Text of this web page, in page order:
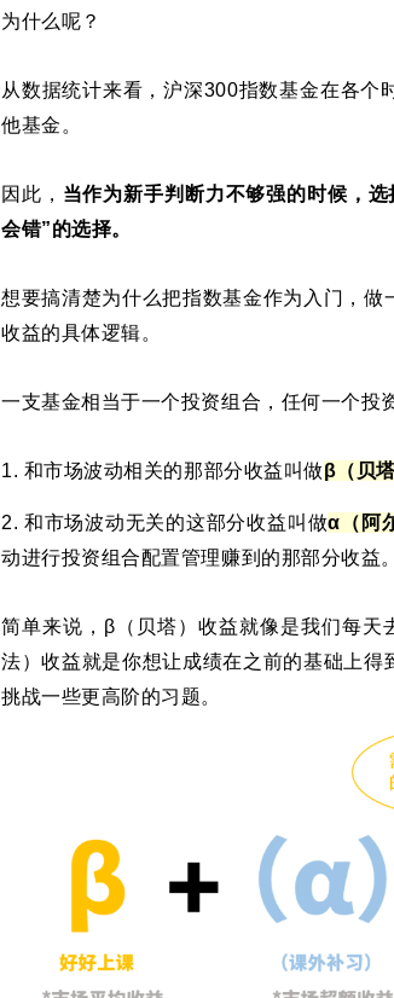
为什么呢？
从数据统计来看，沪深300指数基金在各个
他基金。
因此， 当作为新手判断力不够强的时候，
会错”的选择。
想要搞清楚为什么把指数基金作为入门，
收益的具体逻辑。
一支基金相当于一个投资组合，任何一个投
1. 和市场波动相关的那部分收益叫做β（贝
2. 和市场波动无关的这部分收益叫做α（阿
动进行投资组合配置管理赚到的那部分收益。
简单来说， β（贝塔）收益就像是我们每天
法）收益就是你想让成绩在之前的基础上得
挑战一些更高阶的习题。